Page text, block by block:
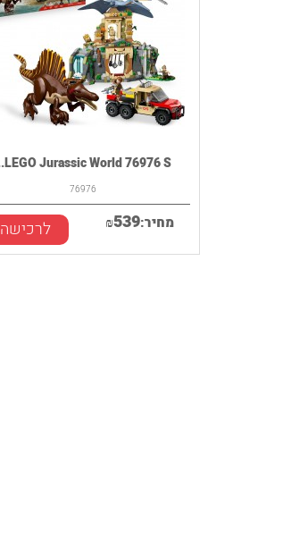
LEGO Jurassic World 76976 S...
76976
מחיר: ₪539 לרכישה